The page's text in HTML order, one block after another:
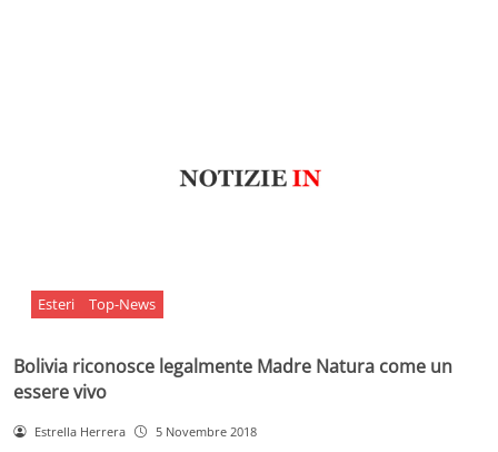
Esteri Top-News
Bolivia riconosce legalmente Madre Natura come un
essere vivo
Estrella Herrera 5 Novembre 2018